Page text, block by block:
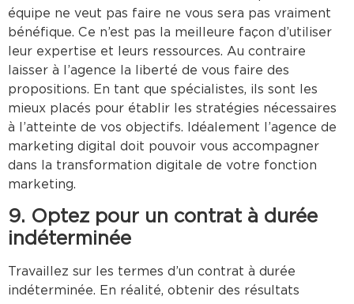
équipe ne veut pas faire ne vous sera pas vraiment
bénéfique. Ce n’est pas la meilleure façon d’utiliser
leur expertise et leurs ressources. Au contraire
laisser à l’agence la liberté de vous faire des
propositions. En tant que spécialistes, ils sont les
mieux placés pour établir les stratégies nécessaires
à l’atteinte de vos objectifs. Idéalement l’agence de
marketing digital doit pouvoir vous accompagner
dans la transformation digitale de votre fonction
marketing.
9. Optez pour un contrat à durée
indéterminée
Travaillez sur les termes d’un contrat à durée
indéterminée. En réalité, obtenir des résultats